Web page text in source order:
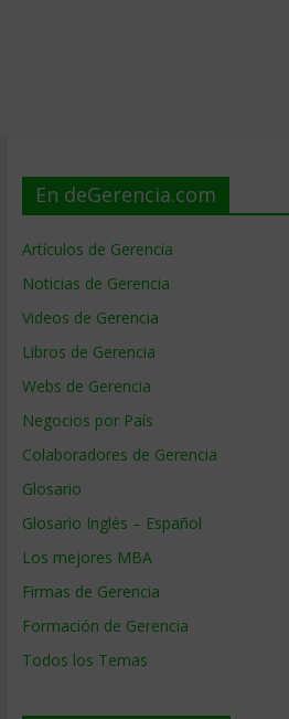
En deGerencia.com
Artículos de Gerencia
Noticias de Gerencia
Videos de Gerencia
Libros de Gerencia
Webs de Gerencia
Negocios por País
Colaboradores de Gerencia
Glosario
Glosario Inglés – Español
Los mejores MBA
Firmas de Gerencia
Formación de Gerencia
Todos los Temas